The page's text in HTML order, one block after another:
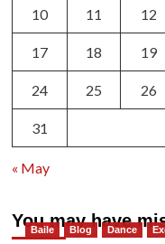
10 11 12
17 18 19
24 25 26
31
« May
You may have
Baile Blog Dance